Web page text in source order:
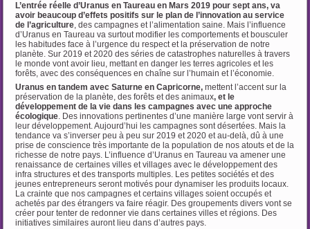
L’entrée réelle d’Uranus en Taureau en Mars 2019 pour sept ans, va
avoir beaucoup d’effets positifs sur le plan de l’innovation au service
de l’agriculture, des campagnes et l’alimentation saine. Mais l’influence
d’Uranus en Taureau va surtout modifier les comportements et bousculer
les habitudes face à l’urgence du respect et la préservation de notre
planète. Sur 2019 et 2020 des séries de catastrophes naturelles à travers
le monde vont avoir lieu, mettant en danger les terres agricoles et les
forêts, avec des conséquences en chaîne sur l’humain et l’économie.
Uranus en tandem avec Saturne en Capricorne, mettent l’accent sur la
préservation de la planète, des forêts et des animaux, et le
développement de la vie dans les campagnes avec une approche
écologique. Des innovations pertinentes d’une manière large vont servir à
leur développement. Aujourd’hui les campagnes sont désertées. Mais la
tendance va s’inverser peu à peu sur 2019 et 2020 et au-delà, dû à une
prise de conscience très importante de la population de nos atouts et de la
richesse de notre pays. L’influence d’Uranus en Taureau va amener une
renaissance de certaines villes et villages avec le développement des
infra structures et des transports multiples. Les petites sociétés et des
jeunes entrepreneurs seront motivés pour dynamiser les produits locaux.
La crainte que nos campagnes et certains villages soient occupés et
achetés par des étrangers va faire réagir. Des groupements divers vont se
créer pour tenter de redonner vie dans certaines villes et régions. Des
initiatives similaires auront lieu dans d’autres pays.